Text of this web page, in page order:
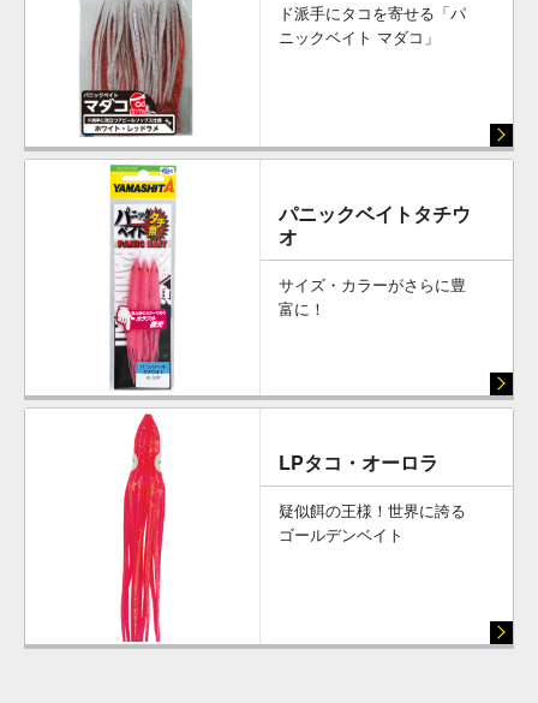
ド派手にタコを寄せる「パ
ニックベイト マダコ」
パニックベイトタチウ
オ
サイズ・カラーがさらに豊
富に！
LPタコ・オーロラ
疑似餌の王様！世界に誇る
ゴールデンベイト